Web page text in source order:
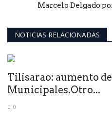
Marcelo Delgado
NOTICIAS RELACIONADAS
Tilisarao: aumento
Municipales.Otro...
0